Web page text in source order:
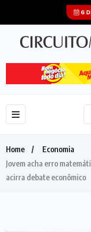
6
Home
Economia
Jovem acha erro
acirra debate econômico